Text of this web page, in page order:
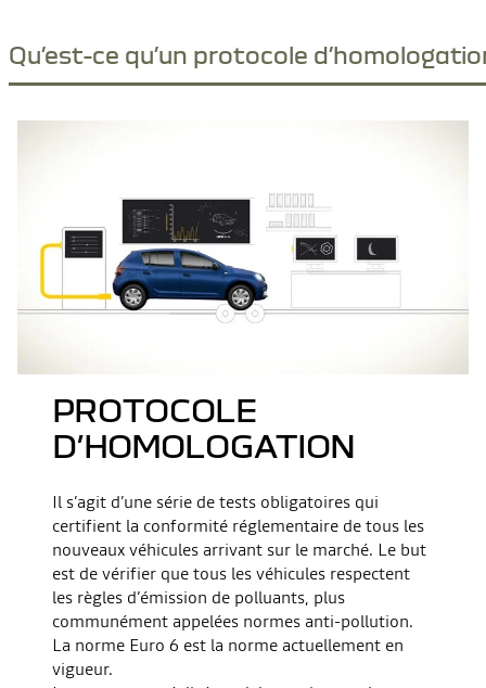
Qu’est-ce qu’un protocole
PROTOCOLE
D’HOMOLOGATION
Il s’agit d’une série de tests obligatoires qui
certifient la conformité réglementaire de tous les
nouveaux véhicules arrivant sur le marché. Le but
est de vérifier que tous les véhicules respectent
les règles d’émission de polluants, plus
communément appelées normes anti-pollution.
La norme Euro 6 est la norme actuellement en
vigueur.